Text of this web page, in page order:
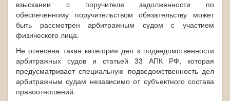
взыскании с поручителя задолженности по
обеспеченному поручительством обязательству может
быть рассмотрен арбитражным судом с участием
физического лица.
Не отнесена такая категория дел к подведомственности
арбитражных судов и статьей 33 АПК РФ, которая
предусматривает специальную подведомственность дел
арбитражным судам независимо от субъектного состава
правоотношений.